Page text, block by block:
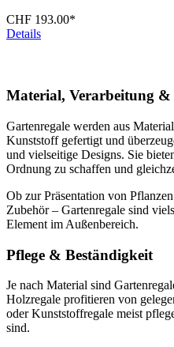
CHF 193.00*
Details
Material, Verarbeitung &
Gartenregale werden aus
Kunststoff gefertigt und
und vielseitige Designs. Sie
Ordnung zu schaffen und
Ob zur Präsentation von
Zubehör – Gartenregale sind
Element im Außenbereich.
Pflege & Beständigkeit
Je nach Material sind
Holzregale profitieren von
oder Kunststoffregale meist
sind.